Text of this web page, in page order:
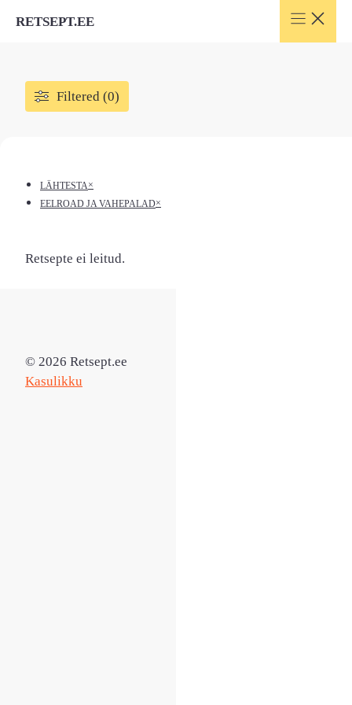
RETSEPT.EE
Filtered (0)
LÄHTESTA×
EELROAD JA VAHEPALAD×
Retsepte ei leitud.
© 2026 Retsept.ee
Kasulikku